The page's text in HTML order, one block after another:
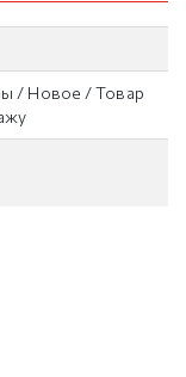
/ Новое / Товар